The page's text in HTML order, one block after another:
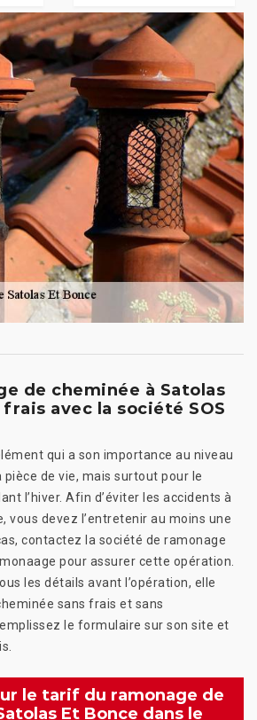
de cheminée à Satolas
avec la société SOS
qui a son importance au niveau
de vie, mais surtout pour le
l’hiver. Afin d’éviter les accidents à
vous devez l’entretenir au moins une
contactez la société de ramonage
pour assurer cette opération.
les détails avant l’opération, elle
sans frais et sans
le formulaire sur son site et
le tarif du ramonage de
Et Bonce dans le